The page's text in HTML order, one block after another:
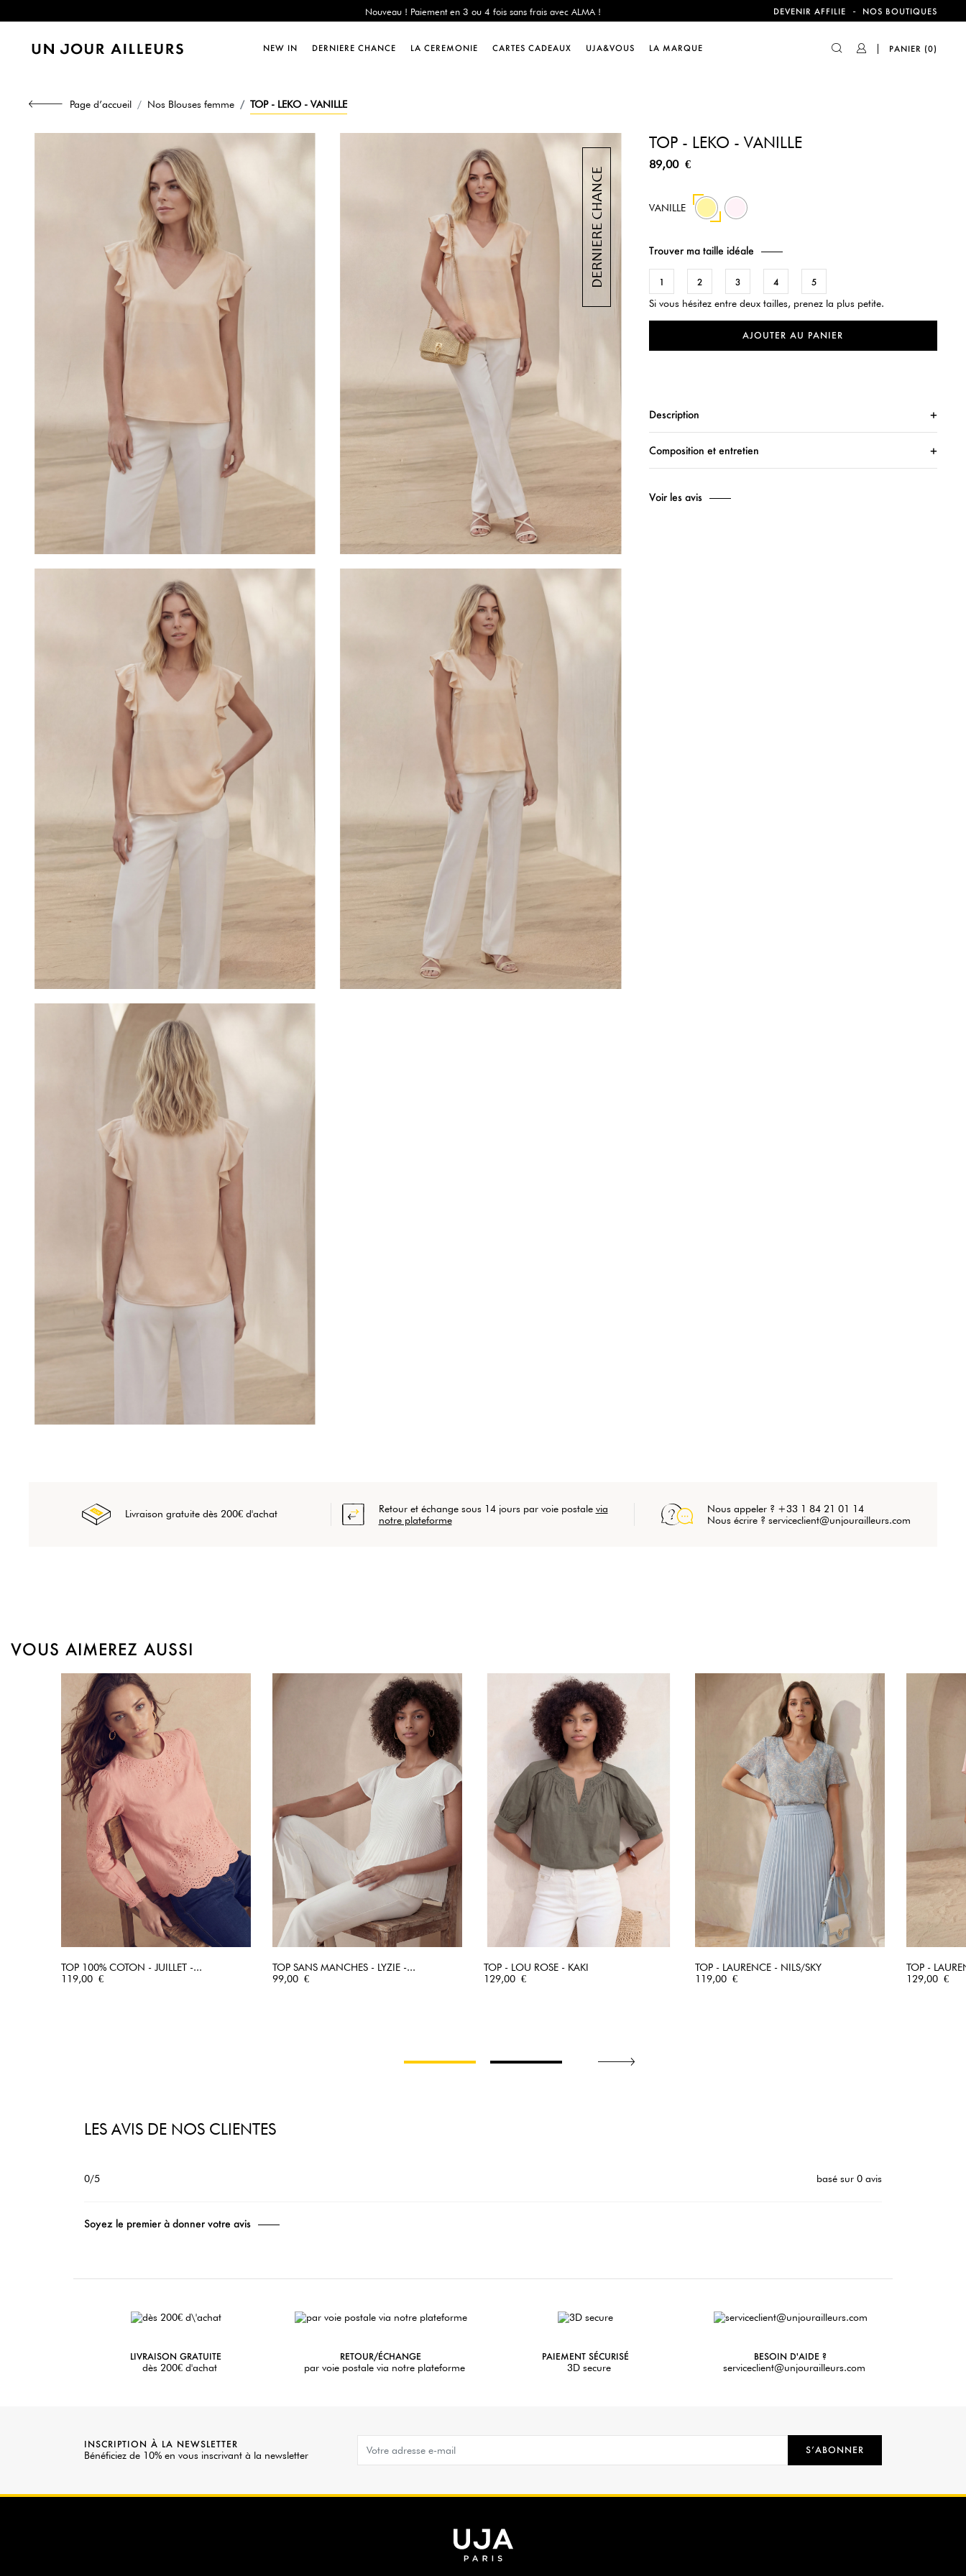
Dernière Chance : -60% sur une sélection jusqu'au 23/08 en vous connectant à votre compte !
Livraison offerte dès 200€ d'achat
Dernière Chance : -60% sur une sélection jusqu'au 23/08 en vous connectant à votre compte !
DEVENIR AFFILIE - NOS BOUTIQUES
NEW IN DERNIERE CHANCE LA CEREMONIE CARTES CADEAUX UJA&VOUS LA MARQUE PANIER (0)
Page d’accueil Nos Blouses femme TOP - LEKO - VANILLE
TOP - LEKO - VANILLE
89,00 €
VANILLE 137
Trouver ma taille idéale
1 2 3 4 5
Si vous hésitez entre deux tailles, prenez la plus petite.
AJOUTER AU PANIER
Description
Composition et entretien
Voir les avis
Livraison gratuite dès 200€ d'achat Retour et échange sous 14 jours par voie postale via
notre plateforme
Nous appeler ? +33 1 84 21 01 14
Nous écrire ? serviceclient@unjourailleurs.com
VOUS AIMEREZ AUSSI
TOP 100% COTON - JUILLET -...
Prix
119,00 €
TOP SANS MANCHES - LYZIE -...
Prix
99,00 €
TOP - LOU ROSE - KAKI
Prix
129,00 €
TOP - LAURENCE - NILS/SKY
Prix
119,00 €
TOP -
Prix
129,00 €
LES AVIS DE NOS CLIENTES
0/5 basé sur 0 avis
Soyez le premier à donner votre avis
LIVRAISON GRATUITE
dès 200€ d'achat
RETOUR/ÉCHANGE
par voie postale via notre plateforme
PAIEMENT SÉCURISÉ
3D secure
BESOIN D'AIDE ?
serviceclient@unjourailleurs.com
INSCRIPTION À LA NEWSLETTER
Bénéficiez de 10% en vous inscrivant à la newsletter S’ABONNER